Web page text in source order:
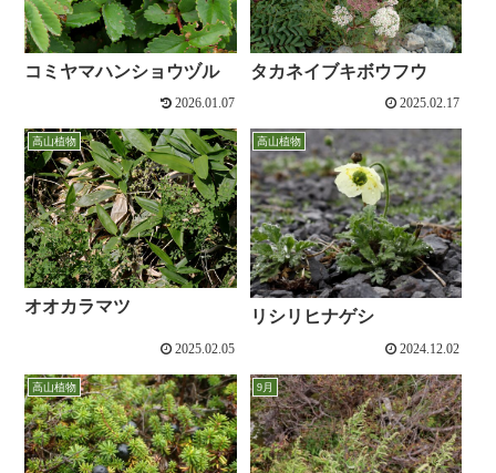
コミヤマハンショウヅル
2026.01.07
タカネイブキボウフウ
2025.02.17
高山植物
オオカラマツ
2025.02.05
高山植物
リシリヒナゲシ
2024.12.02
高山植物 9月